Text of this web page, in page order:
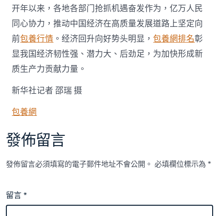
中
国
网〉
中
开年以来，各地各部门抢抓机遇奋发作为，亿万人民
同心协力，推动中国经济在高质量发展道路上坚定向
前包養行情 。经济回升向好势头明显，包養網排名彰
显我国经济韧性强、潜力大、后劲足，为加快形成新
质生产力贡献力量。
新华社记者 邵瑞 摄
包養網
發佈留言
發佈留言必須填寫的電子郵件地址不會公開。 必填欄位標示為*
留言*